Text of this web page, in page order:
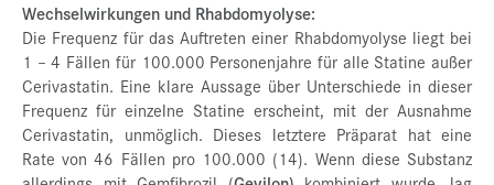
Wechselwirkungen und Rhabdomyolyse:
Die Frequenz für das Auftreten einer Rhabdomyolyse liegt bei
1 – 4 Fällen für 100.000 Personenjahre für alle Statine außer
Cerivastatin. Eine klare Aussage über Unterschiede in dieser
Frequenz für einzelne Statine erscheint, mit der Ausnahme
Cerivastatin, unmöglich. Dieses letztere Präparat hat eine
Rate von 46 Fällen pro 100.000 (14). Wenn diese Substanz